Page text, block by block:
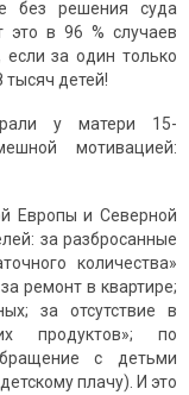
без решения суда
это в 96 % случаев
за один только
тысяч детей!
у матери 15-
мотивацией:
Европы и Северной
за разбросанные
количества»
ремонт в квартире;
за отсутствие в
продуктов»; по
с детьми
плачу). И это